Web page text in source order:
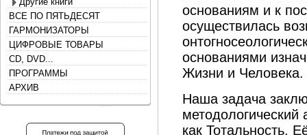
ВСЕ ПО ПЯТЬДЕСЯТ
ГАРМОНИЗАТОРЫ
ЦИФРОВЫЕ ТОВАРЫ
CD, DVD...
ПРОГРАММЫ
АРХИВ
основаниям и к
осуществилась
основаниями
Жизни и Человека.
Наша задача
методологический
как Тотальность.